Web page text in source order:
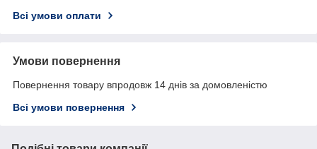
Всі умови оплати
Умови повернення
Повернення товару впродовж 14 днів за домовленістю
Всі умови повернення